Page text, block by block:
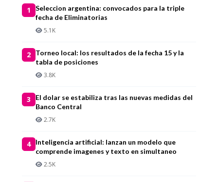
1
Seleccion argentina: convocados para la triple
fecha de Eliminatorias
5.1K
2
Torneo local: los resultados de la fecha 15 y la
tabla de posiciones
3.8K
3
El dolar se estabiliza tras las nuevas medidas del
Banco Central
2.7K
4
Inteligencia artificial: lanzan un modelo que
comprende imagenes y texto en simultaneo
2.5K